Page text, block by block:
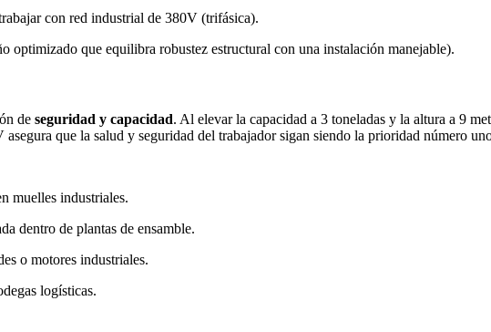
con red industrial de 380V (trifásica).
optimizado que equilibra robustez estructural con una instalación manejable).
de seguridad y capacidad. Al elevar la capacidad a 3 toneladas y la altura a 9
que la salud y seguridad del trabajador sigan siendo la prioridad número
muelles industriales.
dentro de plantas de ensamble.
o motores industriales.
logísticas.